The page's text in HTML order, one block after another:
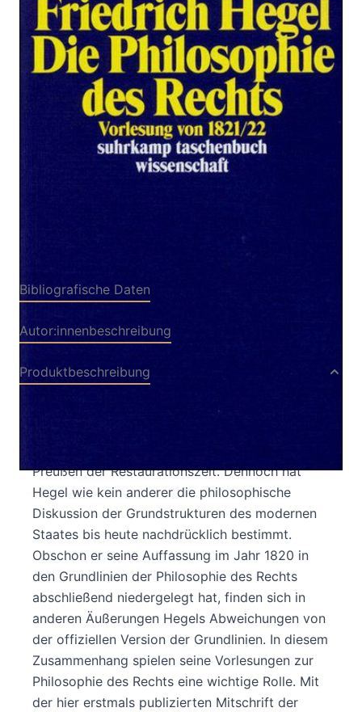
Zur Wunschliste hinzufügen
Vorlesung von 1821/22
Hegel,Georg Wilhelm Friedrich
Verlag: Suhrkamp 20.12.2004
Bibliografische Daten
Autor:innenbeschreibung
Produktbeschreibung
Hegels Rechts- und Staatsphilosophie gilt im
Preußen der Restaurationszeit. Dennoch hat
Hegel wie kein anderer die philosophische
Diskussion der Grundstrukturen des modernen
Staates bis heute nachdrücklich bestimmt.
Obschon er seine Auffassung im Jahr 1820 in
den Grundlinien der Philosophie des Rechts
abschließend niedergelegt hat, finden sich in
anderen Äußerungen Hegels Abweichungen von
der offiziellen Version der Grundlinien. In diesem
Zusammenhang spielen seine Vorlesungen zur
Philosophie des Rechts eine wichtige Rolle. Mit
der hier erstmals publizierten Mitschrift der